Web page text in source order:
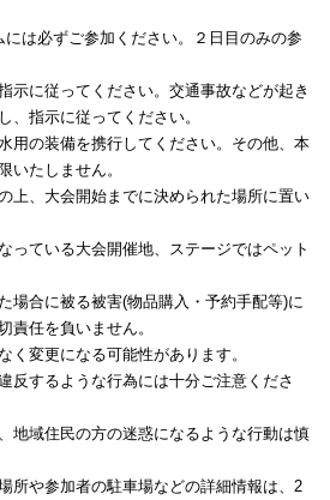
には必ずご参加ください。２日目のみの参
示に従ってください。交通事故などが起き
、指示に従ってください。
用の装備を携行してください。その他、本
いたしません。
上、大会開始までに決められた場所に置い
っている大会開催地、ステージではペット
場合に被る被害(物品購入・予約手配等)に
責任を負いません。
く変更になる可能性があります。
反するような行為には十分ご注意くださ
地域住民の方の迷惑になるような行動は慎
所や参加者の駐車場などの詳細情報は、2